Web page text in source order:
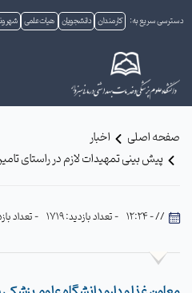
دسترسی سریع به: کارمندان دانشجویان هیات علمی
صفحه اصلی
اخبار
پیش بینی تمهیدات لازم در راستای
// - 12:24 - تعداد بازدید: 1719 - تعداد